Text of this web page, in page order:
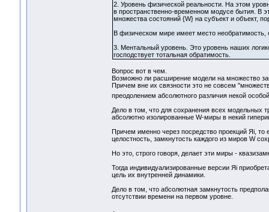
2. Уровень физической реальности. На этом
в пространственно-временном модусе бытия. В
множества состояний {W} на субъект и объект,
В физическом мире имеет место необратимость,
3. Ментальный уровень. Это уровень наших
господствует тотальная обратимость.
Вопрос вот в чем.
Возможно ли расширение модели на множество
Причем вне их связности это не совсем
преодолением абсолютного различия некой
Дело в том, что для сохранения всех модельных
абсолютно изолированные W-миры в некий
Причем именно через посредство проекций Яi,
целостность, замкнутость каждого из миров W
Но это, строго говоря, делает эти миры -
Тогда индивидуализированные версии Яi
цель их внутренней динамики.
Дело в том, что абсолютная замкнутость
отсутствии времени на первом уровне.